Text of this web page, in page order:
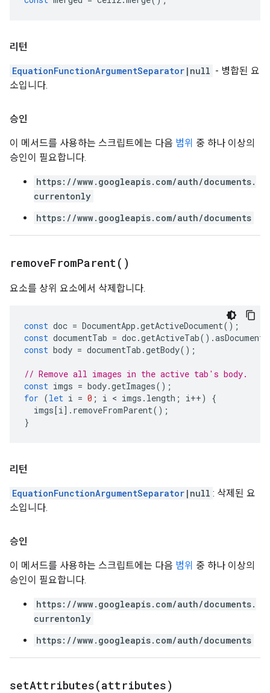
리턴
EquationFunctionArgumentSeparator |null - 병합된 요
소입니다.
승인
이 메서드를 사용하는 스크립트에는 다음 범위 중 하나 이상의
승인이 필요합니다.
https://www.googleapis.com/auth/documents.
currentonly
https://www.googleapis.com/auth/documents
removeFromParent( )
요소를 상위 요소에서 삭제합니다.
const doc = DocumentApp .getActiveDocument();
const documentTab = doc.getActiveTab().
const body = documentTab .getBody();
// Remove all images in the active tab's body.
const imgs = body.getImages();
for (let i = 0 ; i < imgs . length ; i++)
{
imgs[i]. removeFromParent();
}
리턴
EquationFunctionArgumentSeparator |null : 삭제된 요
소입니다.
승인
이 메서드를 사용하는 스크립트에는 다음 범위 중 하나 이상의
승인이 필요합니다.
https://www.googleapis.com/auth/documents.
currentonly
https://www.googleapis.com/auth/documents
setAttributes(attributes)